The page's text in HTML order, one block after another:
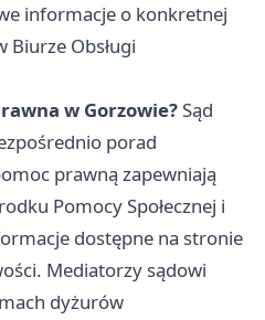
informacje o konkretnej
Biurze Obsługi
w Gorzowie?Sąd
porad
prawną zapewniają
Pomocy Społecznej i
dostępne na stronie
Mediatorzy sądowi
dyżurów